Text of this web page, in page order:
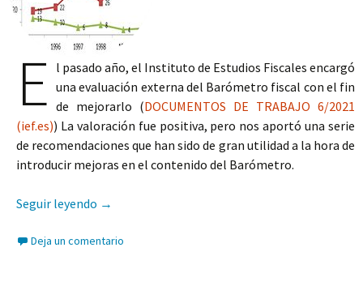
E l pasado año, el Instituto de Estudios Fiscales encargó
una evaluación externa del Barómetro fiscal con el fin
de mejorarlo (DOCUMENTOS DE TRABAJO 6/2021
(ief.es)) La valoración fue positiva, pero nos aportó una serie
de recomendaciones que han sido de gran utilidad a la hora de
introducir mejoras en el contenido del Barómetro.
Seguir leyendo Opiniones y actitudes fiscales de los españoles
→
Deja un comentario